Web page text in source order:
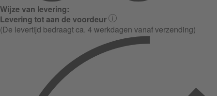
Wijze van levering:
Levering tot aan de voordeur
(De levertijd bedraagt ca. 4 werkdagen vanaf verzending)